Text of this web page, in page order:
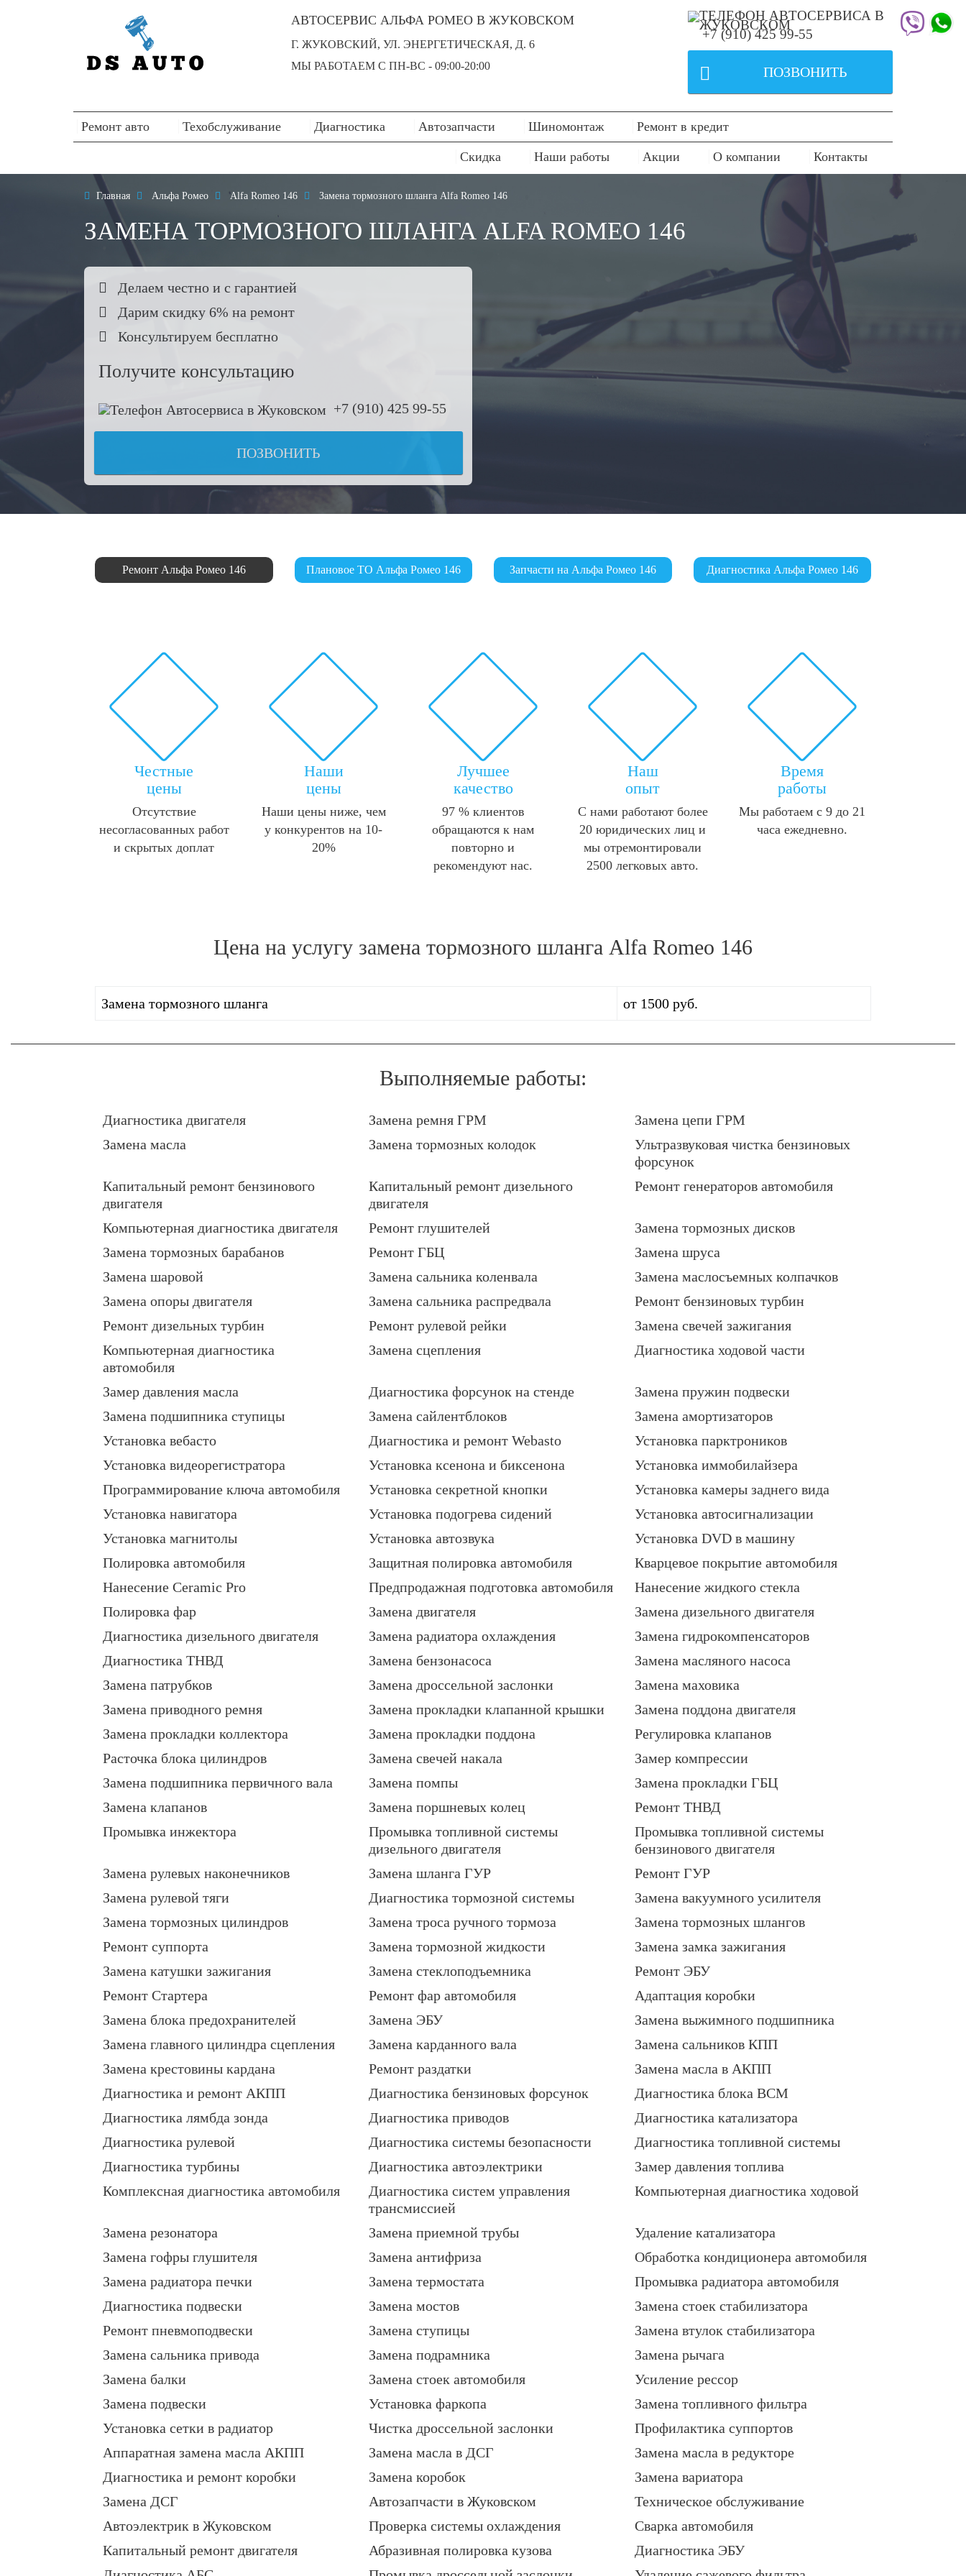
АВТОСЕРВИС АЛЬФА РОМЕО В ЖУКОВСКОМ
Г. ЖУКОВСКИЙ, УЛ. ЭНЕРГЕТИЧЕСКАЯ, Д. 6
МЫ РАБОТАЕМ С ПН-ВC - 09:00-20:00
+7 (910) 425 99-55
 ПОЗВОНИТЬ
Ремонт авто Техобслуживание Диагностика Автозапчасти Шиномонтаж Ремонт в кредит
Скидка Наши работы Акции О компании Контакты
 Главная  Альфа Ромео  Alfa Romeo 146  Замена тормозного шланга Alfa Romeo 146
ЗАМЕНА ТОРМОЗНОГО ШЛАНГА ALFA ROMEO 146
 Делаем честно и с гарантией
 Дарим скидку 6% на ремонт
 Консультируем бесплатно
Получите консультацию
+7 (910) 425 99-55
ПОЗВОНИТЬ
Ремонт Альфа Ромео 146 Плановое ТО Альфа Ромео 146 Запчасти на Альфа Ромео 146 Диагностика Альфа Ромео 146
Честные
цены
Отсутствие
несогласованных работ
и скрытых доплат
Наши
цены
Наши цены ниже, чем
у конкурентов на 10-
20%
Лучшее
качество
97 % клиентов
обращаются к нам
повторно и
рекомендуют нас.
Наш
опыт
С нами работают более
20 юридических лиц и
мы отремонтировали
2500 легковых авто.
Время
работы
Мы работаем с 9 до 21
часа ежедневно.
Цена на услугу замена тормозного шланга Alfa Romeo 146
Замена тормозного шланга от 1500 руб.
Выполняемые работы:
Диагностика двигателя Замена ремня ГРМ
Замена цепи ГРМ
Замена масла
Замена тормозных колодок
Ультразвуковая чистка бензиновых
форсунок
Капитальный ремонт бензинового
двигателя
Капитальный ремонт дизельного
двигателя
Ремонт генераторов автомобиля
Компьютерная диагностика двигателя Ремонт глушителей
Замена тормозных дисков
Замена тормозных барабанов
Ремонт ГБЦ
Замена шруса
Замена шаровой
Замена сальника коленвала
Замена маслосъемных колпачков
Замена опоры двигателя
Замена сальника распредвала
Ремонт бензиновых турбин
Ремонт дизельных турбин
Ремонт рулевой рейки
Замена свечей зажигания
Компьютерная диагностика
автомобиля
Замена сцепления Диагностика ходовой части
Замер давления масла Диагностика форсунок на стенде
Замена пружин подвески
Замена подшипника ступицы
Замена сайлентблоков
Замена амортизаторов
Установка вебасто
Диагностика и ремонт Webasto
Установка парктроников
Установка видеорегистратора
Установка ксенона и биксенона
Установка иммобилайзера
Программирование ключа автомобиля
Установка секретной кнопки
Установка камеры заднего вида
Установка навигатора
Установка подогрева сидений
Установка автосигнализации
Установка магнитолы
Установка автозвука
Установка DVD в машину
Полировка автомобиля
Защитная полировка автомобиля
Кварцевое покрытие автомобиля
Нанесение Ceramic Pro
Предпродажная подготовка автомобиля
Нанесение жидкого стекла
Полировка фар
Замена двигателя
Замена дизельного двигателя
Диагностика дизельного двигателя
Замена радиатора охлаждения
Замена гидрокомпенсаторов
Диагностика ТНВД
Замена бензонасоса
Замена масляного насоса
Замена патрубков
Замена дроссельной заслонки
Замена маховика
Замена приводного ремня
Замена прокладки клапанной крышки
Замена поддона двигателя
Замена прокладки коллектора
Замена прокладки поддона
Регулировка клапанов
Расточка блока цилиндров
Замена свечей накала
Замер компрессии
Замена подшипника первичного вала
Замена помпы
Замена прокладки ГБЦ
Замена клапанов
Замена поршневых колец
Ремонт ТНВД
Промывка инжектора
Промывка топливной системы
дизельного двигателя
Промывка топливной системы
бензинового двигателя
Замена рулевых наконечников
Замена шланга ГУР
Ремонт ГУР
Замена рулевой тяги
Диагностика тормозной системы
Замена вакуумного усилителя
Замена тормозных цилиндров
Замена троса ручного тормоза
Замена тормозных шлангов
Ремонт суппорта
Замена тормозной жидкости
Замена замка зажигания
Замена катушки зажигания
Замена стеклоподъемника
Ремонт ЭБУ
Ремонт Стартера
Ремонт фар автомобиля
Адаптация коробки
Замена блока предохранителей
Замена ЭБУ
Замена выжимного подшипника
Замена главного цилиндра сцепления
Замена карданного вала
Замена сальников КПП
Замена крестовины кардана
Ремонт раздатки
Замена масла в АКПП
Диагностика и ремонт АКПП
Диагностика бензиновых форсунок
Диагностика блока BCM
Диагностика лямбда зонда
Диагностика приводов
Диагностика катализатора
Диагностика рулевой
Диагностика системы безопасности
Диагностика топливной системы
Диагностика турбины
Диагностика автоэлектрики
Замер давления топлива
Комплексная диагностика автомобиля
Диагностика систем управления
трансмиссией
Компьютерная диагностика ходовой
Замена резонатора Замена приемной трубы
Удаление катализатора
Замена гофры глушителя
Замена антифриза
Обработка кондиционера автомобиля
Замена радиатора печки
Замена термостата
Промывка радиатора автомобиля
Диагностика подвески
Замена мостов
Замена стоек стабилизатора
Ремонт пневмоподвески
Замена ступицы
Замена втулок стабилизатора
Замена сальника привода
Замена подрамника
Замена рычага
Замена балки
Замена стоек автомобиля
Усиление рессор
Замена подвески
Установка фаркопа
Замена топливного фильтра
Установка сетки в радиатор
Чистка дроссельной заслонки
Профилактика суппортов
Аппаратная замена масла АКПП
Замена масла в ДСГ
Замена масла в редукторе
Диагностика и ремонт коробки
Замена коробок
Замена вариатора
Замена ДСГ
Автозапчасти в Жуковском
Техническое обслуживание
Автоэлектрик в Жуковском
Проверка системы охлаждения
Сварка автомобиля
Капитальный ремонт двигателя
Абразивная полировка кузова
Диагностика ЭБУ